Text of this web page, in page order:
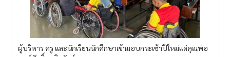
ผู้บริหาร ครู และนักเรียนนักศึกษาเข้ามอบกระเช้าปีใหม่แด่คุณพ่อ